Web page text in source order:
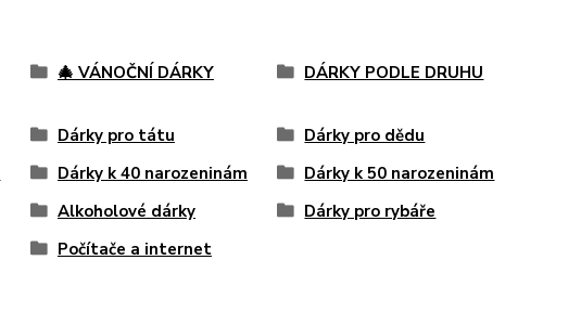
🎄 VÁNOČNÍ DÁRKY DÁRKY PODLE DRUHU
Dárky pro tátu
Dárky pro dědu
Dárky k 40 narozeninám
Dárky k 50 narozeninám
Alkoholové dárky
Dárky pro rybáře
Počítače a internet